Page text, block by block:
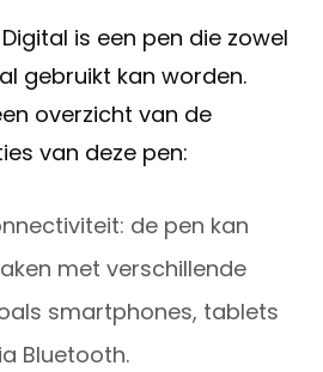
is een pen die zowel
gebruikt kan worden.
overzicht van de
van deze pen:
de pen kan
met verschillende
smartphones, tablets
Bluetooth.